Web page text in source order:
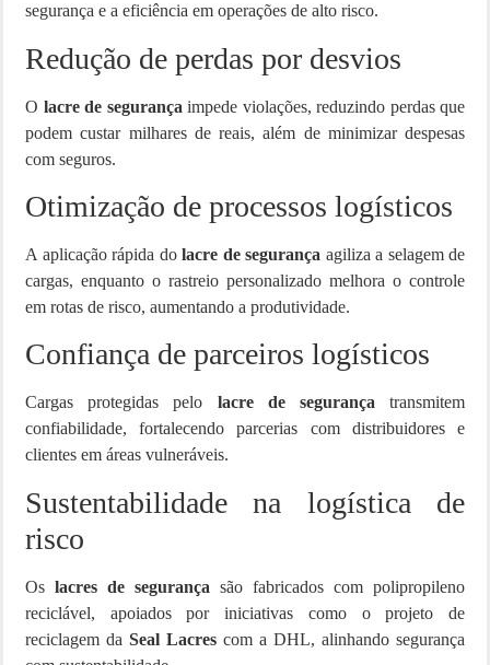
segurança e a eficiência em operações de alto risco.
Redução de perdas por desvios
O lacre de segurança impede violações, reduzindo perdas que
podem custar milhares de reais, além de minimizar despesas
com seguros.
Otimização de processos logísticos
A aplicação rápida do lacre de segurança agiliza a selagem de
cargas, enquanto o rastreio personalizado melhora o controle
em rotas de risco, aumentando a produtividade.
Confiança de parceiros logísticos
Cargas protegidas pelo lacre de segurançatransmitem
confiabilidade, fortalecendo parcerias com distribuidores e
clientes em áreas vulneráveis.
Sustentabilidade na logística de
risco
Os lacres de segurança são fabricados com polipropileno
reciclável, apoiados por iniciativas como o projeto de
reciclagem da Seal Lacres com a DHL, alinhando segurança